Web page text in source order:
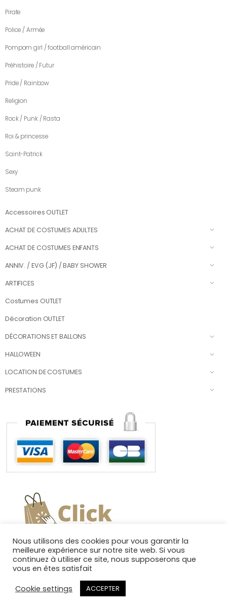
Pirate
Police / Armée
Pompom girl / football américain
Préhistoire / Futur
Pride / Rainbow
Religion
Rock / Punk / Rasta
Roi & princesse
Saint-Patrick
Sexy
Steam punk
Accessoires OUTLET
ACHAT DE COSTUMES ADULTES
ACHAT DE COSTUMES ENFANTS
ANNIV. / EVG (JF) / BABY SHOWER
ARTIFICES
Costumes OUTLET
Décoration OUTLET
DÉCORATIONS ET BALLONS
HALLOWEEN
LOCATION DE COSTUMES
PRESTATIONS
Copyright 2025. Tous droits réservés.
Nous utilisons des cookies pour vous garantir la
meilleure expérience sur notre site web. Si vous
continuez à utiliser ce site, nous supposerons que
vous en êtes satisfait
Cookie settings
ACCEPTER